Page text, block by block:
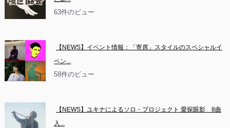
63件のビュー
【NEWS】イベント情報：「寄席」スタイルのスペシャルイ
ベン...
58件のビュー
【NEWS】ユキナによるソロ・プロジェクト 愛探眼影　8曲
入...